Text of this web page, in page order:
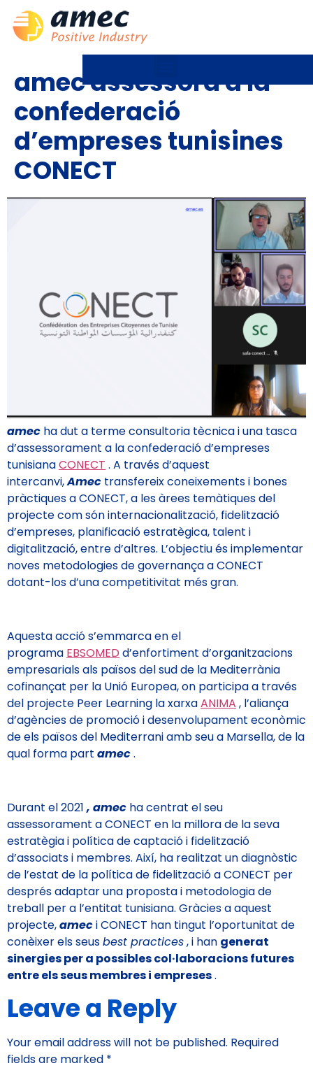
amec assessora a la
confederació
d’empreses tunisines
CONECT
amec ha dut a terme consultoria tècnica i una tasca
d’assessorament a la confederació d’empreses
tunisianaCONECT . A través d’aquest
intercanvi,Amec transfereix coneixements i bones
pràctiques a CONECT, a les àrees temàtiques del
projecte com són internacionalització, fidelització
d’empreses, planificació estratègica, talent i
digitalització, entre d’altres. L’objectiu és implementar
noves metodologies de governança a CONECT
dotant-los d’una competitivitat més gran.
Aquesta acció s’emmarca en el
programa EBSOMED d’enfortiment d’organitzacions
empresarials als països del sud de la Mediterrània
cofinançat per la Unió Europea, on participa a través
del projecte Peer Learning la xarxaANIMA , l’aliança
d’agències de promoció i desenvolupament econòmic
de els països del Mediterrani amb seu a Marsella, de la
qual forma part amec.
Durant el 2021, amec ha centrat el seu
assessorament a CONECT en la millora de la seva
estratègia i política de captació i fidelització
d’associats i membres. Així, ha realitzat un diagnòstic
de l’estat de la política de fidelització a CONECT per
després adaptar una proposta i metodologia de
treball per a l’entitat tunisiana. Gràcies a aquest
projecte,ameci CONECT han tingut l’oportunitat de
conèixer els seusbest practices, i han generat
sinergies per a possibles col·laboracions futures
entre els seus membres i empreses.
Leave a Reply
Your email address will not be published. Required
fields are marked *